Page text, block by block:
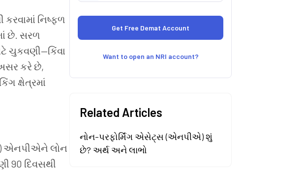
નિષ્ફળ
છે. સરળ
ચુકવણી—કિંવા
કરે છે,
ક્ષેત્રમાં
એનપીએને લોન
90 દિવસથી
Want to open an NRI account?
Related Articles
નોન-પરફોર્મિંગ એસેટ્સ (એનપીએ) શું
છે? અર્થ અને લાભો